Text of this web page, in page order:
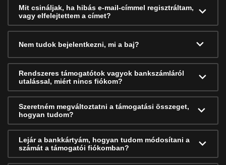
Mit csináljak, ha hibás e-mail-címmel regisztráltam,
vagy elfelejtettem a címet?
Nem tudok bejelentkezni, mi a baj?
Rendszeres támogatótok vagyok bankszámláról
utalással, miért nincs fiókom?
Szeretném megváltoztatni a támogatási összeget,
hogyan tudom?
Lejár a bankkártyám, hogyan tudom módosítani a
számát a támogatói fiókomban?